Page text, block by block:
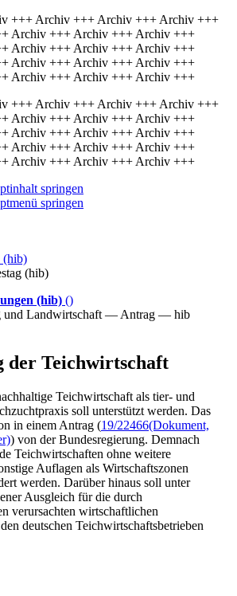
+++ Archiv +++ Archiv +++ Archiv +++
Archiv +++ Archiv +++ Archiv +++
Archiv +++ Archiv +++ Archiv +++
Archiv +++ Archiv +++ Archiv +++
Archiv +++ Archiv +++ Archiv +++
+++ Archiv +++ Archiv +++ Archiv +++
Archiv +++ Archiv +++ Archiv +++
Archiv +++ Archiv +++ Archiv +++
Archiv +++ Archiv +++ Archiv +++
Archiv +++ Archiv +++ Archiv +++
springen
springen
(hib)
(hib)
(hib) ()
und Landwirtschaft — Antrag — hib
der Teichwirtschaft
Teichwirtschaft als tier- und
soll unterstützt werden. Das
in einem Antrag (19/22466(Dokument,
) von der Bundesregierung. Demnach
Teichwirtschaften ohne weitere
Auflagen als Wirtschaftszonen
werden. Darüber hinaus soll unter
Ausgleich für die durch
verursachten wirtschaftlichen
deutschen Teichwirtschaftsbetrieben